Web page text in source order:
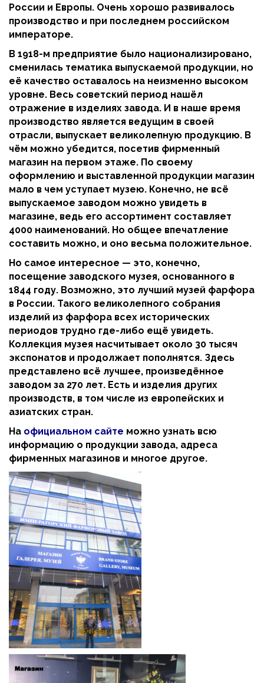
России и Европы. Очень хорошо развивалось
производство и при последнем российском
императоре.
В 1918-м предприятие было национализировано,
сменилась тематика выпускаемой продукции, но
её качество оставалось на неизменно высоком
уровне. Весь советский период нашёл
отражение в изделиях завода. И в наше время
производство является ведущим в своей
отрасли, выпускает великолепную продукцию. В
чём можно убедится, посетив фирменный
магазин на первом этаже. По своему
оформлению и выставленной продукции магазин
мало в чем уступает музею. Конечно, не всё
выпускаемое заводом можно увидеть в
магазине, ведь его ассортимент составляет
4000 наименований. Но общее впечатление
составить можно, и оно весьма положительное.
Но самое интересное — это, конечно,
посещение заводского музея, основанного в
1844 году. Возможно, это лучший музей фарфора
в России. Такого великолепного собрания
изделий из фарфора всех исторических
периодов трудно где-либо ещё увидеть.
Коллекция музея насчитывает около 30 тысяч
экспонатов и продолжает пополнятся. Здесь
представлено всё лучшее, произведённое
заводом за 270 лет. Есть и изделия других
производств, в том числе из европейских и
азиатских стран.
На официальном сайте можно узнать всю
информацию о продукции завода, адреса
фирменных магазинов и многое другое.